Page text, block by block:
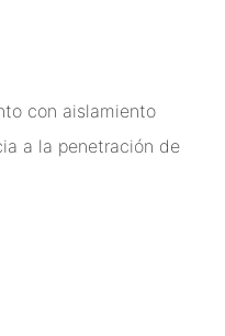
con aislamiento
a la penetración de